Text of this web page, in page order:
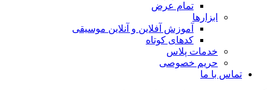
تمام عرض
ابزارها
آموزش آفلاین و آنلاین موسیقی
کدهای کوتاه
خدمات پلاس
حریم خصوصی
تماس با ما